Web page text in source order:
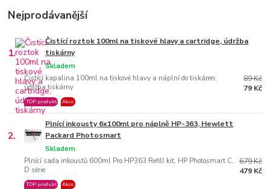
Nejprodávanější
1.
Čistící roztok 100ml na tiskové hlavy a cartridge, údržba
tiskárny
Čistící kapalina 100ml na tiskové hlavy a náplní do tiskáren,
údržba tiskárny
Skladem
TOP produkt Akce
89 Kč
79 Kč
2.
Plnící inkousty 6x100ml pro náplně HP-363, Hewlett
Packard Photosmart
Plnící sada inkoustů 600ml Pro HP363 Refill kit, HP Photosmart C,
D série
Skladem
TOP produkt Akce
679 Kč
479 Kč